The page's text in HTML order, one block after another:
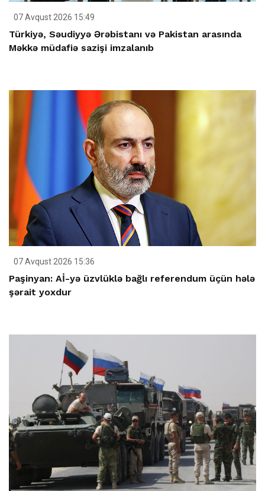
07 Avqust 2026 15:49
Türkiyə, Səudiyyə Ərəbistanı və Pakistan arasında
Məkkə müdafiə sazişi imzalanıb
07 Avqust 2026 15:36
Paşinyan: Aİ-yə üzvlüklə bağlı referendum üçün hələ
şərait yoxdur